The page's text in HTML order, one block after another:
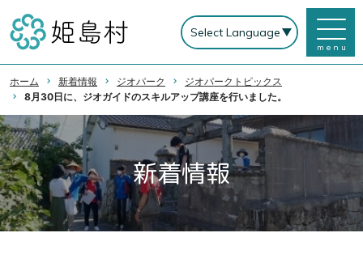
menu
ホーム 新着情報 ジオパーク
ジオパークトピックス
8月30日に、ジオガイドのスキルアップ講座を行いました。
新着情報